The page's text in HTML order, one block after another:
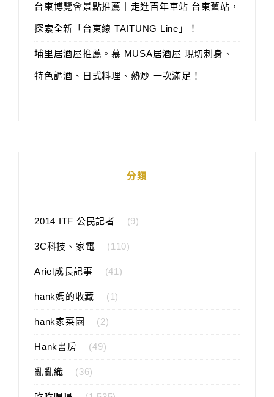
台東博覽會景點推薦｜走進百年車站 台東舊站，
探索全新「台東線 TAITUNG Line」！
埔里居酒屋推薦。慕 MUSA居酒屋 現切刺身、
特色調酒、日式料理、熱炒 一次滿足！
分類
2014 ITF 公民記者 (9)
3C科技、家電 (110)
Ariel成長記事 (41)
hank媽的收藏 (1)
hank家菜園 (2)
Hank書房 (49)
亂亂織 (36)